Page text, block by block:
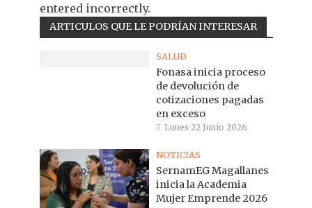
entered incorrectly.
ARTICULOS QUE LE PODRÍAN INTERESAR
SALUD
Fonasa inicia proceso
de devolución de
cotizaciones pagadas
en exceso
Lunes 22 Junio 2026
NOTICIAS
SernamEG Magallanes
inicia la Academia
Mujer Emprende 2026